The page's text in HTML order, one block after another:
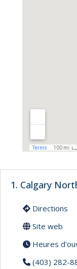
1. Calgary
Directions
Site web
Heures
(403) 282-